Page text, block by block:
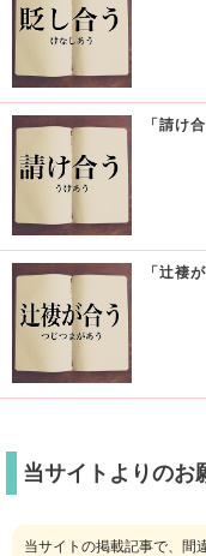
「請け
「辻褄
当サイトよりのお
当サイトの掲載記事で、間